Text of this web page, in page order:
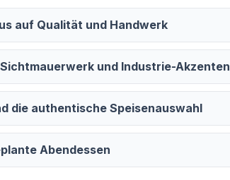
auf Qualität und Handwerk
und Industrie-Akzenten
die authentische Speisenauswahl
Abendessen